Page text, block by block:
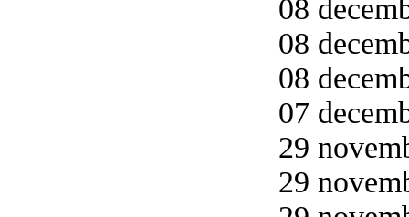
08
08
08
07
29
29